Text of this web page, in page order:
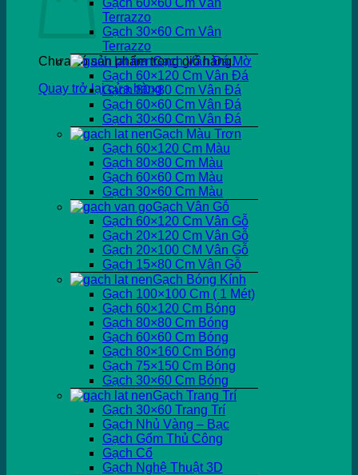
Chưa có sản phẩm trong giỏ hàng.
Quay trở lại cửa hàng
Gạch 60×60 Cm Vân
Terrazzo
Gạch 30×60 Cm Vân
Terrazzo
Gạch Vân Đá Mờ
Gạch 60×120 Cm Vân Đá
Gạch 80×80 Cm Vân Đá
Gạch 60×60 Cm Vân Đá
Gạch 30×60 Cm Vân Đá
Gạch Màu Trơn
Gạch 60×120 Cm Màu
Gạch 80×80 Cm Màu
Gạch 60×60 Cm Màu
Gạch 30×60 Cm Màu
Gạch Vân Gỗ
Gạch 60×120 Cm Vân Gỗ
Gạch 20×120 Cm Vân Gỗ
Gạch 20×100 CM Vân Gỗ
Gạch 15×80 Cm Vân Gỗ
Gạch Bóng Kính
Gạch 100×100 Cm ( 1 Mét)
Gạch 60×120 Cm Bóng
Gạch 80×80 Cm Bóng
Gạch 60×60 Cm Bóng
Gạch 80×160 Cm Bóng
Gạch 75×150 Cm Bóng
Gạch 30×60 Cm Bóng
Gạch Trang Trí
Gạch 30×60 Trang Trí
Gạch Nhủ Vàng – Bạc
Gạch Gốm Thủ Công
Gạch Cổ
Gạch Nghệ Thuật 3D